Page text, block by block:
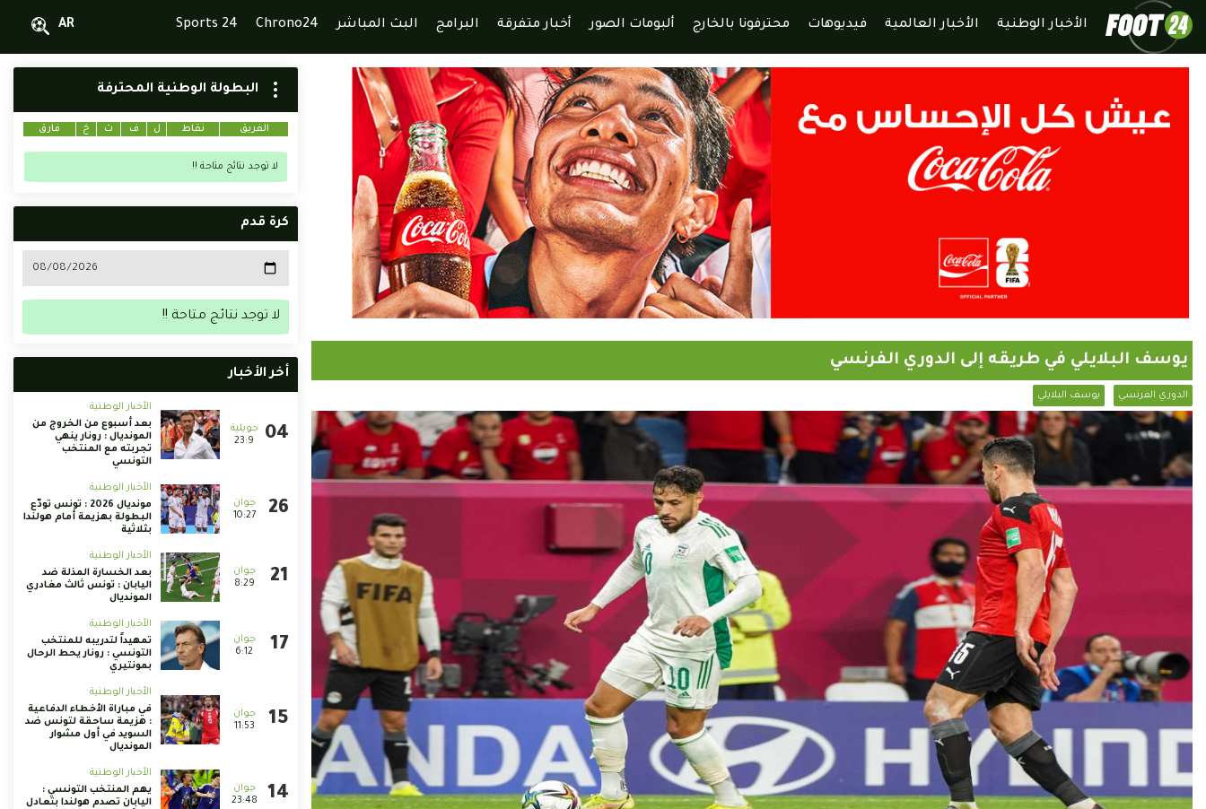
الأخبار الوطنية الأخبار العالمية فيديوهات محترفونا بالخارج ألبومات الصور أخبار متفرقة البرامج البث المباشر Chrono24
Sports 24
AR
يوسف البلايلي في طريقه إلى الدوري الفرنسي
الدوري الفرنسي يوسف البلايلي
البطولة الوطنية المحترفة
الفريق نقاط ل ف ت خ فارق
لا توجد نتائج متاحة !!
كرة قدم
لا توجد نتائج متاحة !!
أخر الأخبار
23:9
الأخبار الوطنية
بعد أسبوع من الخروج من
المونديال : رونار ينهي
تجربته مع المنتخب
التونسي
10:27
الأخبار الوطنية
مونديال 2026 : تونس تودّع
البطولة بهزيمة أمام هولندا
بثلاثية
8:29
الأخبار الوطنية
بعد الخسارة المذلة ضد
اليابان : تونس ثالث مغادري
المونديال
6:12
الأخبار الوطنية
تمهيداً لتدريبه للمنتخب
التونسي : رونار يحط الرحال
بمونتيري
11:53
الأخبار الوطنية
في مباراة الأخطاء الدفاعية
: هزيمة ساحقة لتونس ضد
السويد في أول مشوار
المونديال
23:48
الأخبار الوطنية
يهم المنتخب التونسي :
اليابان تصدم هولندا بتعادل